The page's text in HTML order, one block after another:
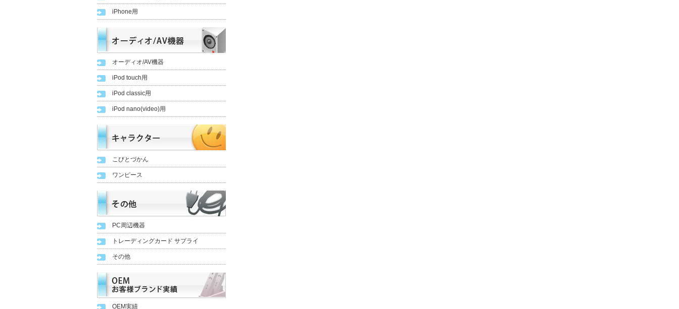
iPhone用
オーディオ/AV機器
iPod touch用
iPod classic用
iPod nano(video)用
こびとづかん
ワンピース
PC周辺機器
トレーディングカード サプライ
その他
OEM実績